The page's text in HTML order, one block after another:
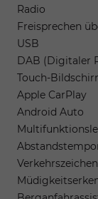
Radio
Freisprechen
USB
DAB (Digitaler
Touch-
Apple CarPlay
Android Auto